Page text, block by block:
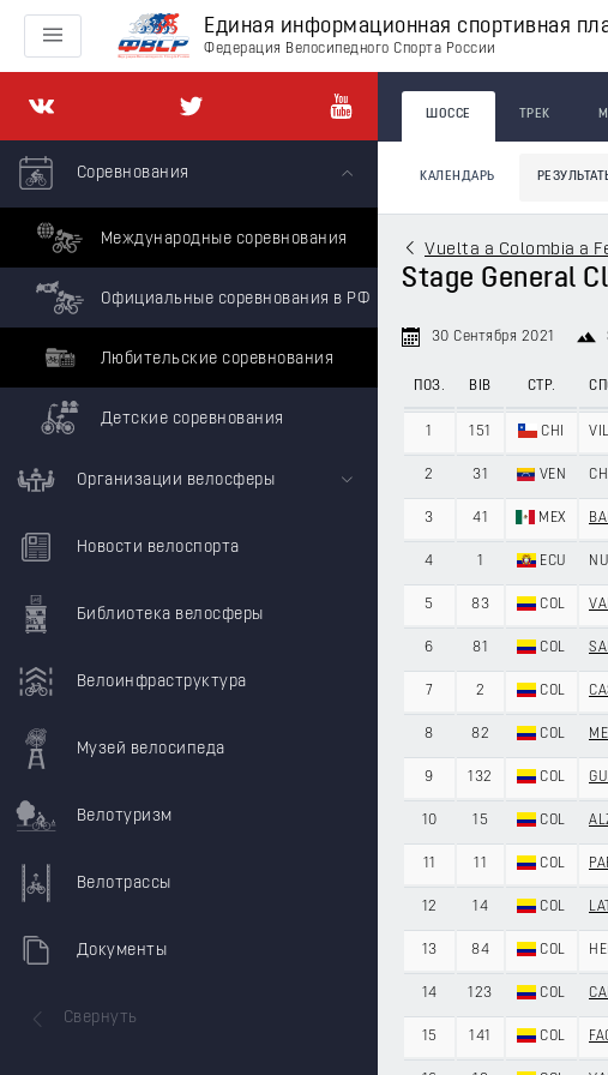
Единая информационная спортивная
Федерация Велосипедного Спорта России
Соревнования
Международные соревнования
Официальные соревнования в РФ
Любительские соревнования
Детские соревнования
Организации велосферы
Новости велоспорта
Библиотека велосферы
Велоинфраструктура
Музей велосипеда
Велотуризм
Велотрассы
Документы
Свернуть
ШОССЕ ТРЕК
КАЛЕНДАРЬ
Vuelta a Colombia a
Stage General
30 Сентября 2021
ПОЗ. BIB СТР.
1 151 CHI
2 31 VEN
3 41 MEX
4 1 ECU
5 83 COL
6 81 COL
7 2 COL
8 82 COL
9 132 COL
10 15 COL
11 11 COL
12 14 COL
13 84 COL
14 123 COL
15 141 COL